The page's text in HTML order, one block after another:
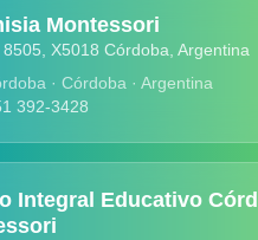
Montessori
X5018 Córdoba, Argentina
· Córdoba · Argentina
392-3428
Integral Educativo